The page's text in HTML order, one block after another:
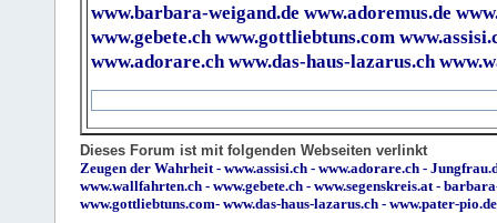
www.barbara-weigand.de www.adoremus.de
www.gebete.ch www.gottliebtuns.com
www.adorare.ch www.das-haus-lazarus.ch
Dieses Forum ist mit folgenden Webseiten verlinkt
Zeugen der Wahrheit- www.assisi.ch - www.adorare.ch -
www.wallfahrten.ch - www.gebete.ch - www.segenskreis.at-
www.gottliebtuns.com- www.das-haus-lazarus.ch - www.pater-pio.de